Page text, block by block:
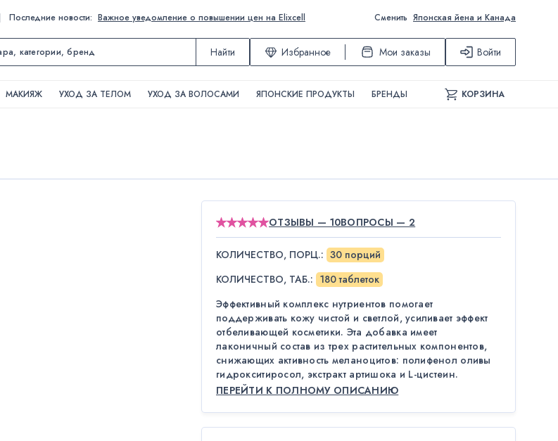
Последние новости: Важное уведомление о повышении цен на Elixcell Сменить Японская йена и Канада
Найти Избранное Мои заказы Войти
МАКИЯЖ УХОД ЗА ТЕЛОМ УХОД ЗА ВОЛОСАМИ ЯПОНСКИЕ ПРОДУКТЫ БРЕНДЫ КОРЗИНА
ОТЗЫВЫ — 10ВОПРОСЫ — 2
КОЛИЧЕСТВО, ПОРЦ.: 30 порций
КОЛИЧЕСТВО, ТАБ.: 180 таблеток
Эффективный комплекс нутриентов помогает
поддерживать кожу чистой и светлой, усиливает эффект
отбеливающей косметики. Эта добавка имеет
лаконичный состав из трех растительных компонентов,
снижающих активность меланоцитов: полифенол оливы
гидрокситиросол, экстракт артишока и L-цистеин.
ПЕРЕЙТИ К ПОЛНОМУ ОПИСАНИЮ